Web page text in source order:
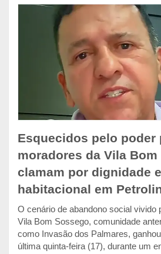
Esquecidos pelo poder
moradores da Vila Bom
clamam por dignidade
habitacional em
O cenário de abandono social vivido
Vila Bom Sossego, comunidade
como Invasão dos Palmares,
última quinta-feira (17), durante um